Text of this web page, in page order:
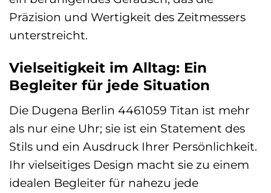
Präzision und Wertigkeit des Zeitmessers
unterstreicht.
Vielseitigkeit im Alltag: Ein
Begleiter für jede Situation
Die Dugena Berlin 4461059 Titan ist mehr
als nur eine Uhr; sie ist ein Statement des
Stils und ein Ausdruck Ihrer Persönlichkeit.
Ihr vielseitiges Design macht sie zu einem
idealen Begleiter für nahezu jede